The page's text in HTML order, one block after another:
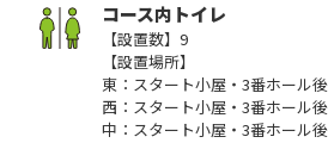
コース内トイレ
【設置数】9
【設置場所】
東：スタート小屋・3番ホール
西：スタート小屋・3番ホール
中：スタート小屋・3番ホール